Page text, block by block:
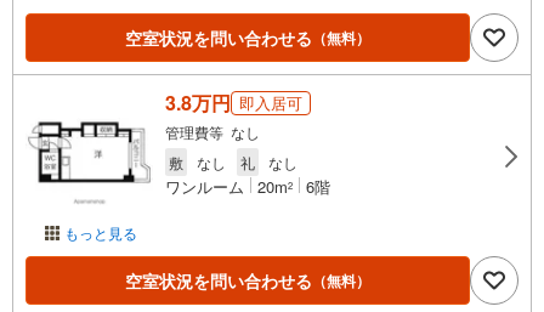
空室状況を問い合わせる （無料）
もっと見る
3.8万円 即入居可
管理費等 なし
敷
なし 礼 なし
ワンルーム 20m2 6階
空室状況を問い合わせる （無料）